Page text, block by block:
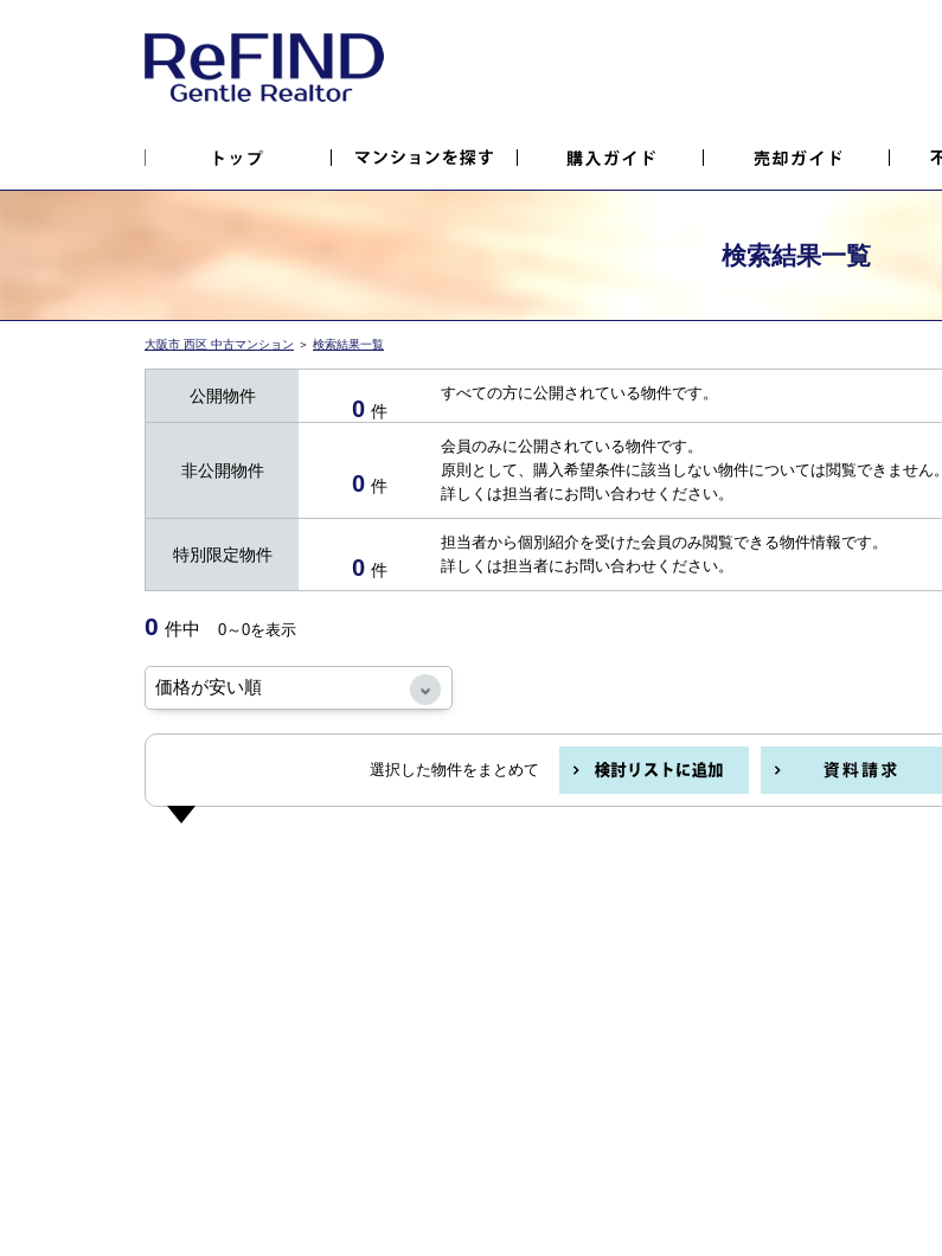
検索結果一覧
大阪市 西区 中古マンション ＞ 検索結果一覧
公開物件 0 件
すべての方に公開されている物件です。
非公開物件 0 件
会員のみに公開されている物件です。
原則として、購入希望条件に該当しない物件については閲覧できません。
詳しくは担当者にお問い合わせください。
特別限定物件 0 件
担当者から個別紹介を受けた会員のみ閲覧できる物件情報です。
詳しくは担当者にお問い合わせください。
0 件中 0～0を表示
選択した物件をまとめて